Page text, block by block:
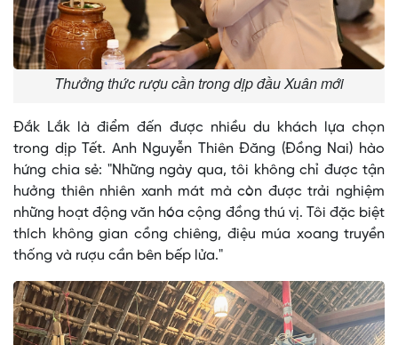
Thưởng thức rượu cần trong dịp đầu Xuân mới
Đắk Lắk là điểm đến được nhiều du khách lựa chọn
trong dịp Tết. Anh Nguyễn Thiên Đăng (Đồng Nai) hào
hứng chia sẻ: "Những ngày qua, tôi không chỉ được tận
hưởng thiên nhiên xanh mát mà còn được trải nghiệm
những hoạt động văn hóa cộng đồng thú vị. Tôi đặc biệt
thích không gian cồng chiêng, điệu múa xoang truyền
thống và rượu cần bên bếp lửa."